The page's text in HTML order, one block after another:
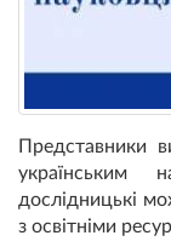
Представники
українським
дослідницькі
з освітніми